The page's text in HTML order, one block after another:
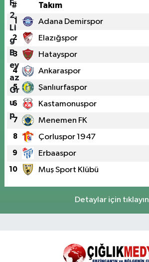
# Takım
1 Adana Demirspor
2 Elazığspor
3 Hatayspor
4 Ankaraspor
5 Şanlıurfaspor
6 Kastamonuspor
7 Menemen FK
8 Çorluspor 1947
9 Erbaaspor
10 Muş Sport Klübü
Detaylar için tıklayın